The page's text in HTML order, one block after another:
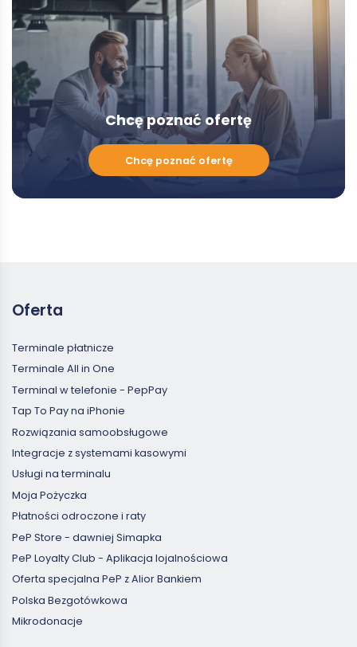
Chcę poznać ofertę
Chcę
Chcę poznać ofertę
Oferta
Terminale płatnicze
Terminale All in One
Terminal w telefonie - PepPay
Tap To Pay na iPhonie
Rozwiązania samoobsługowe
Integracje z systemami kasowymi
Usługi na terminalu
Moja Pożyczka
Płatności odroczone i raty
PeP Store - dawniej Simapka
PeP Loyalty Club - Aplikacja lojalnościowa
Oferta specjalna PeP z Alior Bankiem
Polska Bezgotówkowa
Mikrodonacje